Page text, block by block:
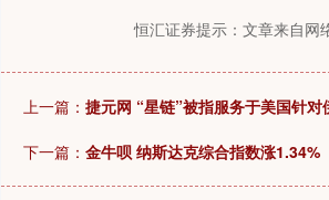
恒汇证券提示：文章来自网
上一篇： 捷元网 “星链”被指服务于美国针对
下一篇： 金牛呗 纳斯达克综合指数涨1.34%